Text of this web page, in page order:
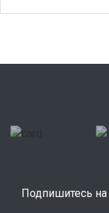
Подпишитесь на